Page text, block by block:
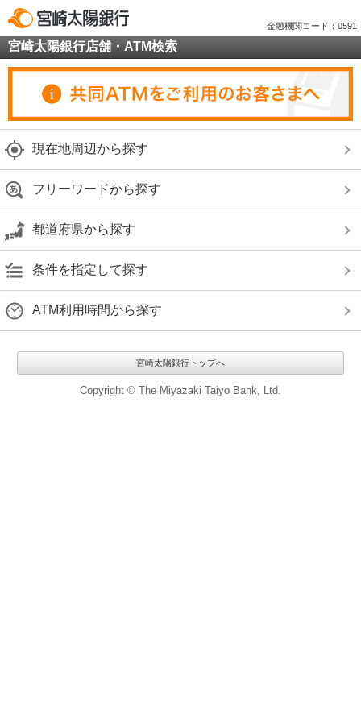
金融機関コード：0591
宮崎太陽銀行店舗・ATM検索
現在地周辺から探す
フリーワードから探す
都道府県から探す
条件を指定して探す
ATM利用時間から探す
宮崎太陽銀行トップへ
Copyright © The Miyazaki Taiyo Bank, Ltd.